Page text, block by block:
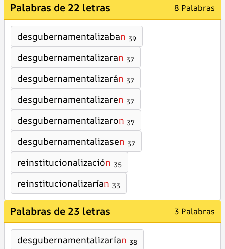
Palabras de 22 letras 8 Palabras
desgubernamentalizaban 39
desgubernamentalizaran 37
desgubernamentalizarán 37
desgubernamentalizaren 37
desgubernamentalizaron 37
desgubernamentalizasen 37
reinstitucionalización 35
reinstitucionalizarían 33
Palabras de 23 letras 3 Palabras
desgubernamentalizarían 38